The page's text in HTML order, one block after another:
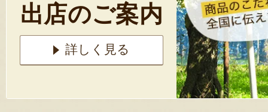
出店のご案内
詳しく見る